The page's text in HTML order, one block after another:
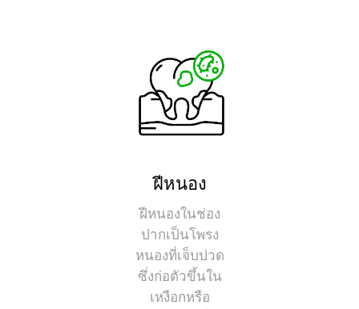
ฝีหนอง
ฝีหนองในช่อง
ปากเป็นโพรง
หนองที่เจ็บปวด
ซึ่งก่อตัวขึ้นใน
เหงือกหรือ